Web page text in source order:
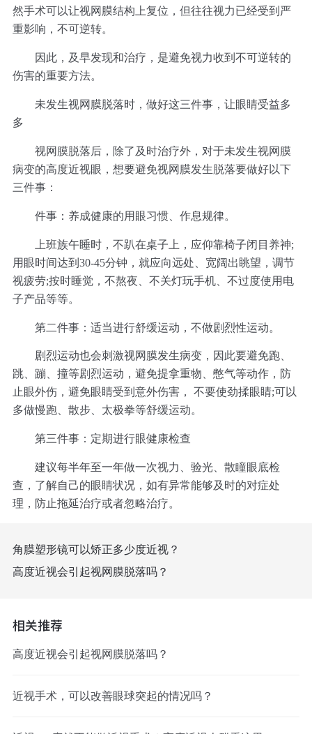
然手术可以让视网膜结构上复位，但往往视力已经受到严
重影响，不可逆转。
因此，及早发现和治疗，是避免视力收到不可逆转的
伤害的重要方法。
未发生视网膜脱落时，做好这三件事，让眼睛受益多
多
视网膜脱落后，除了及时治疗外，对于未发生视网膜
病变的高度近视眼，想要避免视网膜发生脱落要做好以下
三件事：
件事：养成健康的用眼习惯、作息规律。
上班族午睡时，不趴在桌子上，应仰靠椅子闭目养神;
用眼时间达到30-45分钟，就应向远处、宽阔出眺望，调节
视疲劳;按时睡觉，不熬夜、不关灯玩手机、不过度使用电
子产品等等。
第二件事：适当进行舒缓运动，不做剧烈性运动。
剧烈运动也会刺激视网膜发生病变，因此要避免跑、
跳、蹦、撞等剧烈运动，避免提拿重物、憋气等动作，防
止眼外伤，避免眼睛受到意外伤害， 不要使劲揉眼睛;可以
多做慢跑、散步、太极拳等舒缓运动。
第三件事：定期进行眼健康检查
建议每半年至一年做一次视力、验光、散瞳眼底检
查，了解自己的眼睛状况，如有异常能够及时的对症处
理，防止拖延治疗或者忽略治疗。
角膜塑形镜可以矫正多少度近视？
高度近视会引起视网膜脱落吗？
相关推荐
高度近视会引起视网膜脱落吗？
近视手术，可以改善眼球突起的情况吗？